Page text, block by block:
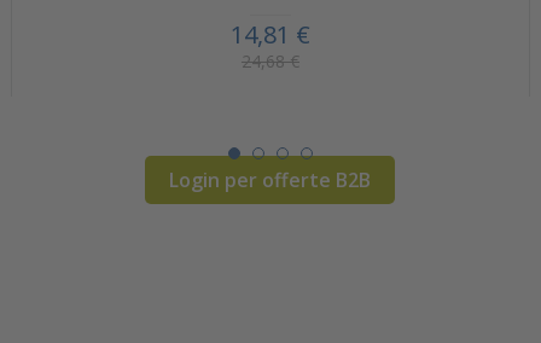
14,81 €
24,68 €
Login per offerte B2B